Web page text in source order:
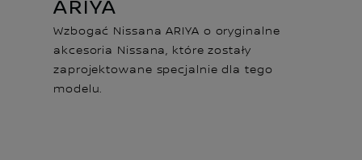
ARIYA
Wzbogać Nissana ARIYA o oryginalne
akcesoria Nissana, które zostały
zaprojektowane specjalnie dla tego
modelu.